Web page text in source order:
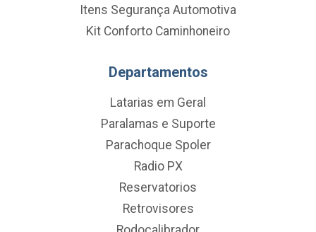
Itens Segurança Automotiva
Kit Conforto Caminhoneiro
Departamentos
Latarias em Geral
Paralamas e Suporte
Parachoque Spoler
Radio PX
Reservatorios
Retrovisores